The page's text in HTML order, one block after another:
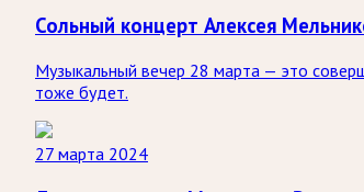
Сольный концерт Алексея
Музыкальный вечер 28 марта — это
тоже будет.
27 марта 2024